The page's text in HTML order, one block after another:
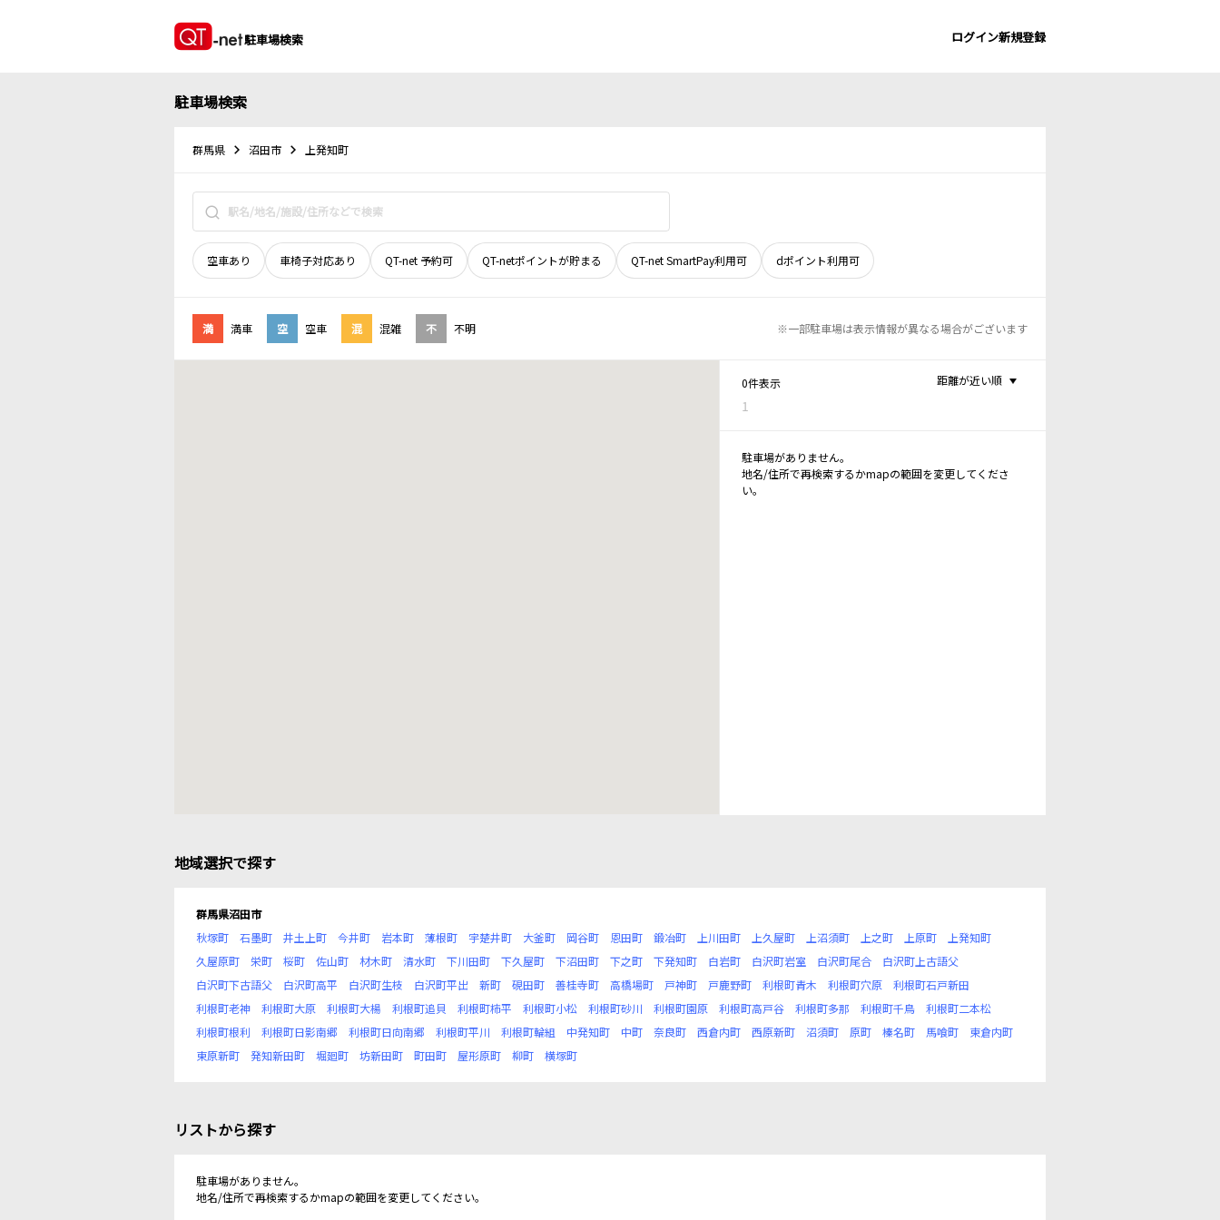
駐車場検索 ログイン新規登録
駐車場検索
群馬県 沼田市 上発知町
空車あり 車椅子対応あり QT-net 予約可 QT-netポイントが貯まる QT-net SmartPay利用可 dポイント利用可
満 満車 空 空車 混 混雑 不 不明 ※一部駐車場は表示情報が異なる場合がございます
0件表示
1
距離が近い順
駐車場がありません。
地名/住所で再検索するかmapの範囲を変更してくださ
い。
地域選択で探す
群馬県沼田市
秋塚町
石墨町 井土上町 今井町 岩本町 薄根町 宇楚井町 大釜町 岡谷町 恩田町 鍛冶町 上川田町 上久屋町 上沼須町 上之町 上原町
上発知町
久屋原町
栄町 桜町 佐山町 材木町 清水町 下川田町 下久屋町 下沼田町 下之町 下発知町 白岩町 白沢町岩室 白沢町尾合
白沢町上古語父
白沢町下古語父
白沢町高平 白沢町生枝 白沢町平出 新町 硯田町 善桂寺町 高橋場町 戸神町 戸鹿野町 利根町青木 利根町穴原
利根町石戸新田
利根町老神
利根町大原 利根町大楊 利根町追貝 利根町柿平 利根町小松 利根町砂川 利根町園原 利根町高戸谷 利根町多那 利根町千鳥
利根町二本松
利根町根利
利根町日影南郷 利根町日向南郷 利根町平川 利根町輪組 中発知町 中町 奈良町 西倉内町 西原新町 沼須町 原町 榛名町 馬喰町
東倉内町
東原新町
発知新田町 堀廻町 坊新田町 町田町 屋形原町 柳町 横塚町
リストから探す
駐車場がありません。
地名/住所で再検索するかmapの範囲を変更してください。